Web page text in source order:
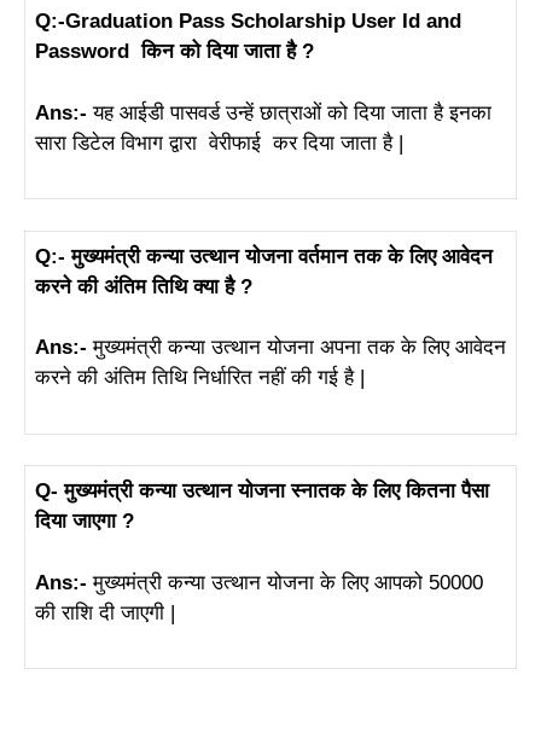
Q:-Graduation Pass Scholarship User Id and
Password किन को दिया जाता है ?
Ans:- यह आईडी पासवर्ड उन्हें छात्राओं को दिया जाता है इनका
सारा डिटेल विभाग द्वारा वेरीफाई कर दिया जाता है |
Q:- मुख्यमंत्री कन्या उत्थान योजना वर्तमान तक के लिए आवेदन
करने की अंतिम तिथि क्या है ?
Ans:- मुख्यमंत्री कन्या उत्थान योजना अपना तक के लिए आवेदन
करने की अंतिम तिथि निर्धारित नहीं की गई है |
Q- मुख्यमंत्री कन्या उत्थान योजना स्नातक के लिए कितना पैसा
दिया जाएगा ?
Ans:- मुख्यमंत्री कन्या उत्थान योजना के लिए आपको 50000
की राशि दी जाएगी |